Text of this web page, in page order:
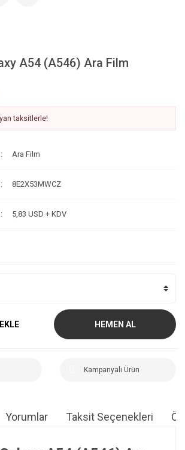
A54 (A546) Ara Film
taksitlerle!
Ara Film
8E2X53MWCZ
5,83 USD + KDV
HEMEN AL
Kampanyalı Ürün
Yorumlar Taksit Seçenekleri